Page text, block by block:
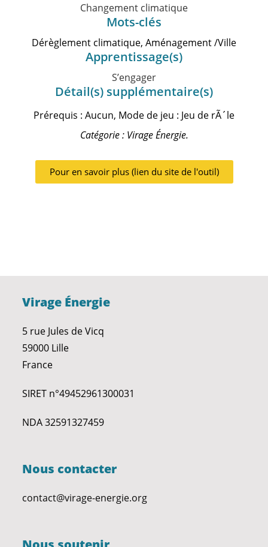
Changement climatique
Mots-clés
Dérèglement climatique, Aménagement /Ville
Apprentissage(s)
S’engager
Détail(s) supplémentaire(s)
Prérequis : Aucun, Mode de jeu : Jeu de rÃ´le
Catégorie : Virage Énergie.
Pour en savoir plus (lien du site de l'outil)
Virage Énergie
5 rue Jules de Vicq
59000 Lille
France
SIRET n°49452961300031
NDA 32591327459
Nous contacter
contact@virage-energie.org